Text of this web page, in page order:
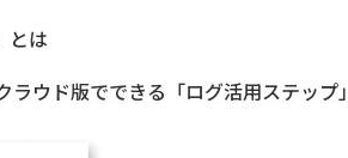
とは
ウド版でできる「ログ活用ステップ」